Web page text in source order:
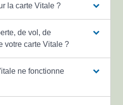
la carte Vitale ?
de vol, de
votre carte Vitale ?
ne fonctionne